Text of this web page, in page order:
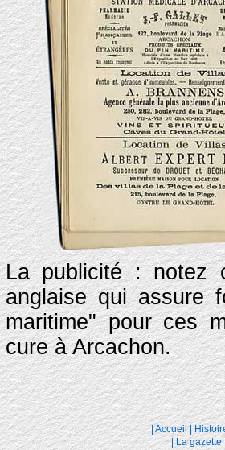
La publicité : notez
anglaise qui assure
maritime" pour ces
cure à Arcachon.
|Accueil |
| La gazette